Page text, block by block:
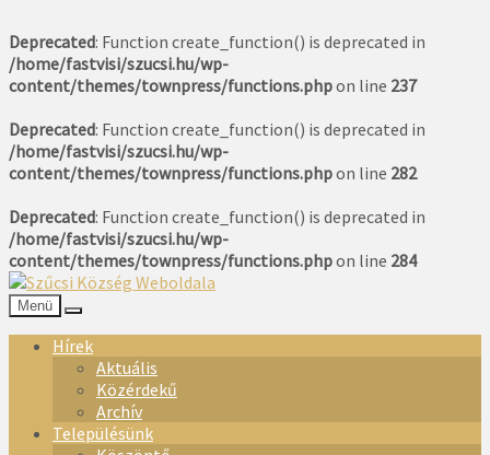
Deprecated: Function create_function() is deprecated in
/home/fastvisi/szucsi.hu/wp-
content/themes/townpress/functions.phpon line 237
Deprecated: Function create_function() is deprecated in
/home/fastvisi/szucsi.hu/wp-
content/themes/townpress/functions.phpon line 282
Deprecated: Function create_function() is deprecated in
/home/fastvisi/szucsi.hu/wp-
content/themes/townpress/functions.phpon line 284
Menü
Hírek
Aktuális
Közérdekű
Archív
Településünk